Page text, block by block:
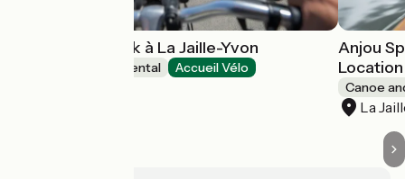
Randonée kayak à La Jaille-Yvon
Canoe and kayak rental Accueil Vélo
Anjou
Canoe
La